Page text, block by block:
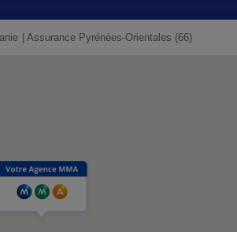
Assurance Pyrénées-Orientales (66)